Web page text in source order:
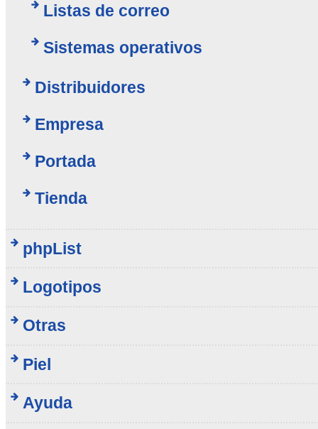
Listas de correo
Sistemas operativos
Distribuidores
Empresa
Portada
Tienda
phpList
Logotipos
Otras
Piel
Ayuda